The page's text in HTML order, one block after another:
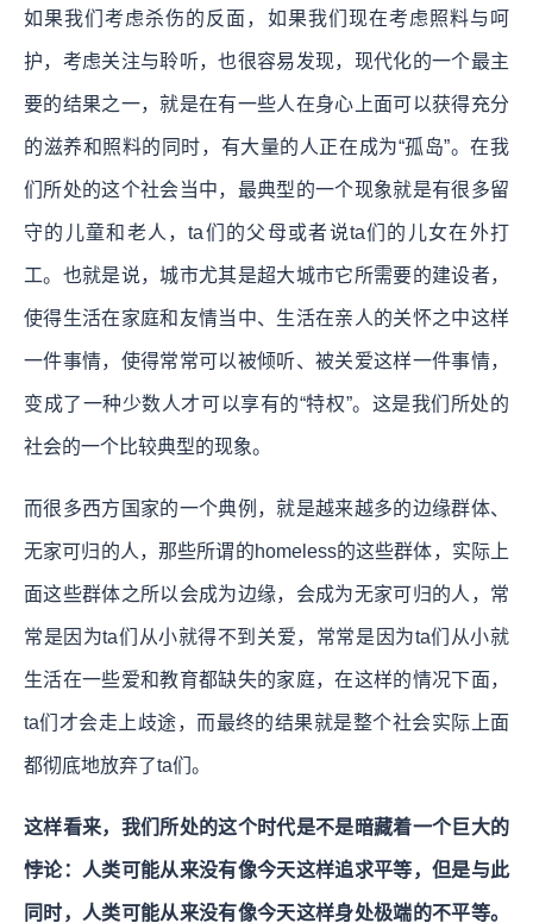
如果我们考虑杀伤的反面，如果我们现在考虑照料与呵
护，考虑关注与聆听，也很容易发现，现代化的一个最主
要的结果之一，就是在有一些人在身心上面可以获得充分
的滋养和照料的同时，有大量的人正在成为“孤岛”。在我
们所处的这个社会当中，最典型的一个现象就是有很多留
守的儿童和老人，ta们的父母或者说ta们的儿女在外打
工。 也就是说，城市尤其是超大城市它所需要的建设者，
使得生活在家庭和友情当中、生活在亲人的关怀之中这样
一件事情，使得常常可以被倾听、被关爱这样一件事情，
变成了一种少数人才可以享有的“特权”。 这是我们所处的
社会的一个比较典型的现象。
而很多西方国家的一个典例，就是越来越多的边缘群体、
无家可归的人，那些所谓的homeless的这些群体，实际上
面这些群体之所以会成为边缘，会成为无家可归的人，常
常是因为ta们从小就得不到关爱，常常是因为ta们从小就
生活在一些爱和教育都缺失的家庭，在这样的情况下面，
ta们才会走上歧途，而最终的结果就是整个社会实际上面
都彻底地放弃了ta们。
这样看来，我们所处的这个时代是不是暗藏着一个巨大的
悖论：人类可能从来没有像今天这样追求平等，但是与此
同时，人类可能从来没有像今天这样身处极端的不平等。